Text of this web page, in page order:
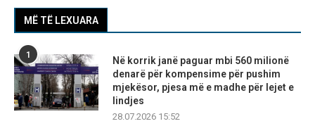
MË TË LEXUARA
1
Në korrik janë paguar mbi 560 milionë
denarë për kompensime për pushim
mjekësor, pjesa më e madhe për lejet e
lindjes
28.07.2026 15:52